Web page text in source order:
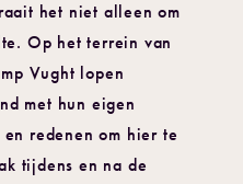
het niet alleen om
Op het terrein van
Vught lopen
met hun eigen
redenen om hier te
tijdens en na de